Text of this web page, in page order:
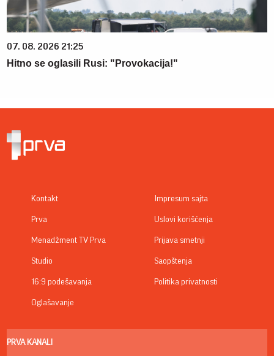
07. 08. 2026 21:25
Hitno se oglasili Rusi: "Provokacija!"
Kontakt
Prva
Menadžment TV Prva
Studio
16:9 podešavanja
Oglašavanje
Impresum sajta
Uslovi korišćenja
Prijava smetnji
Saopštenja
Politika privatnosti
PRVA KANALI